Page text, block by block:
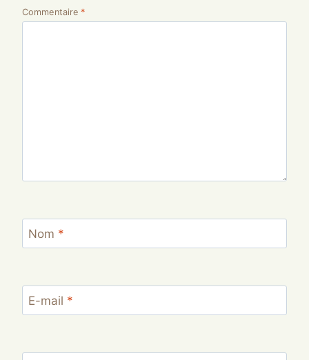
Commentaire *
Nom *
E-mail *